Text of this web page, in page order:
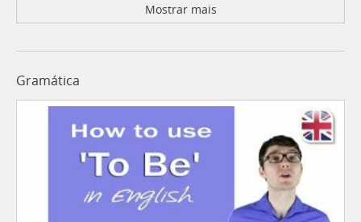
Mostrar mais
Gramática